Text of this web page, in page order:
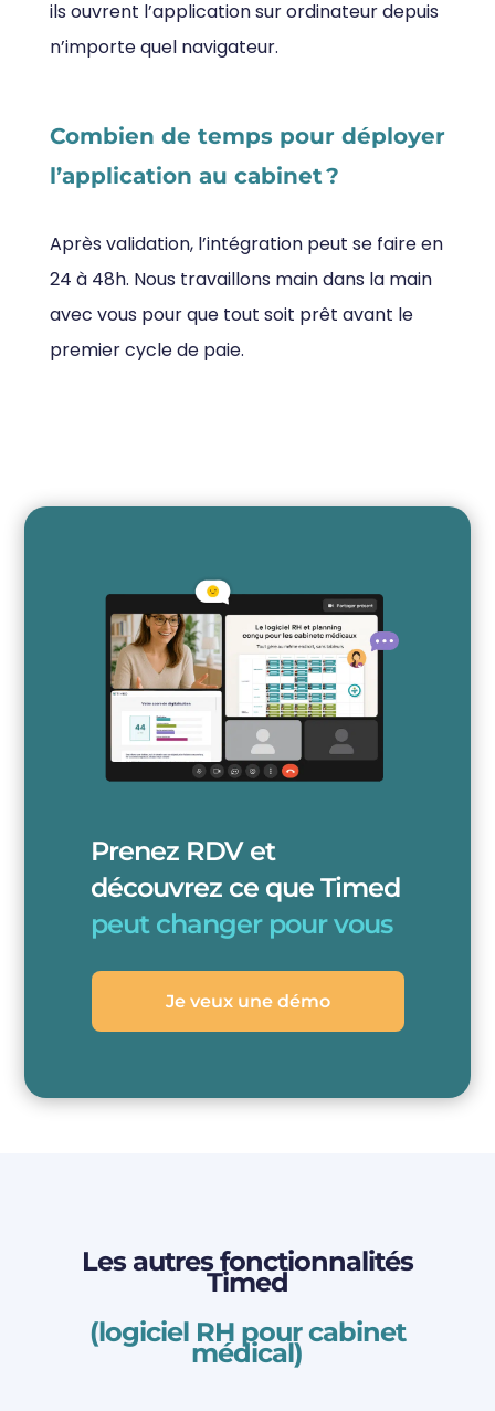
ils ouvrent l’application sur ordinateur depuis
n’importe quel navigateur.
Combien de temps pour déployer
l’application au cabinet ?
Après validation, l’intégration peut se faire en
24 à 48h. Nous travaillons main dans la main
avec vous pour que tout soit prêt avant le
premier cycle de paie.
Prenez RDV et
découvrez ce que Timed
peut changer pour vous
Je veux une démo
Les autres fonctionnalités
Timed
(logiciel RH pour cabinet
médical)